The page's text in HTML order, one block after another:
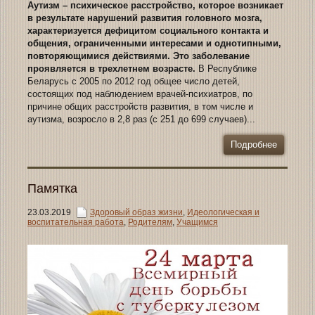
Аутизм – психическое расстройство, которое возникает
в результате нарушений развития головного мозга,
характеризуется дефицитом социального контакта и
общения, ограниченными интересами и однотипными,
повторяющимися действиями. Это заболевание
проявляется в трехлетнем возрасте. В Республике
Беларусь с 2005 по 2012 год общее число детей,
состоящих под наблюдением врачей-психиатров, по
причине общих расстройств развития, в том числе и
аутизма, возросло в 2,8 раз (с 251 до 699 случаев)...
Подробнее
Памятка
23.03.2019 Здоровый образ жизни, Идеологическая и
воспитательная работа, Родителям, Учащимся